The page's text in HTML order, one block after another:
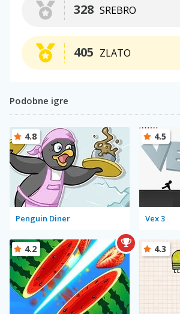
SREBRO
328
ZLATO
405
Podobne igre
Penguin Diner
4.8
Vex 3
4.5
4.2 4.3